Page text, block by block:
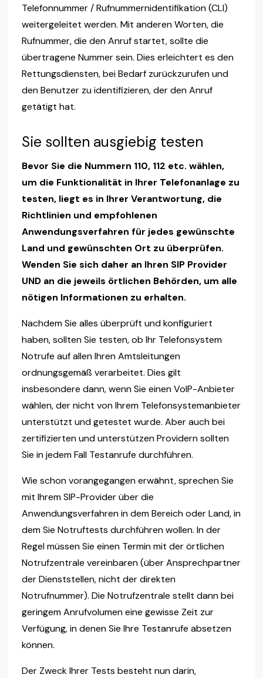
Telefonnummer / Rufnummernidentifikation (CLI)
weitergeleitet werden. Mit anderen Worten, die
Rufnummer, die den Anruf startet, sollte die
übertragene Nummer sein. Dies erleichtert es den
Rettungsdiensten, bei Bedarf zurückzurufen und
den Benutzer zu identifizieren, der den Anruf
getätigt hat.
Sie sollten ausgiebig testen
Bevor Sie die Nummern 110, 112 etc. wählen,
um die Funktionalität in Ihrer Telefonanlage zu
testen, liegt es in Ihrer Verantwortung, die
Richtlinien und empfohlenen
Anwendungsverfahren für jedes gewünschte
Land und gewünschten Ort zu überprüfen.
Wenden Sie sich daher an Ihren SIP Provider
UND an die jeweils örtlichen Behörden, um alle
nötigen Informationen zu erhalten.
Nachdem Sie alles überprüft und konfiguriert
haben, sollten Sie testen, ob Ihr Telefonsystem
Notrufe auf allen Ihren Amtsleitungen
ordnungsgemäß verarbeitet. Dies gilt
insbesondere dann, wenn Sie einen VoIP-Anbieter
wählen, der nicht von Ihrem Telefonsystemanbieter
unterstützt und getestet wurde. Aber auch bei
zertifizierten und unterstützen Providern sollten
Sie in jedem Fall Testanrufe durchführen.
Wie schon vorangegangen erwähnt, sprechen Sie
mit Ihrem SIP-Provider über die
Anwendungsverfahren in dem Bereich oder Land, in
dem Sie Notruftests durchführen wollen. In der
Regel müssen Sie einen Termin mit der örtlichen
Notrufzentrale vereinbaren (über Ansprechpartner
der Dienststellen, nicht der direkten
Notrufnummer). Die Notrufzentrale stellt dann bei
geringem Anrufvolumen eine gewisse Zeit zur
Verfügung, in denen Sie Ihre Testanrufe absetzen
können.
Der Zweck Ihrer Tests besteht nun darin,